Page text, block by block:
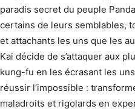
paradis secret du peuple
certains de leurs semblables,
et attachants les uns que les
Kai décide de s’attaquer aux
kung-fu en les écrasant les
réussir l’impossible :
maladroits et rigolards en